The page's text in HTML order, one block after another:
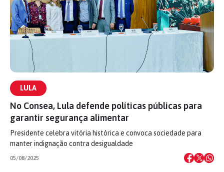
LULA
No Consea, Lula defende políticas públicas para
garantir segurança alimentar
Presidente celebra vitória histórica e convoca sociedade para
manter indignação contra desigualdade
05/08/2025